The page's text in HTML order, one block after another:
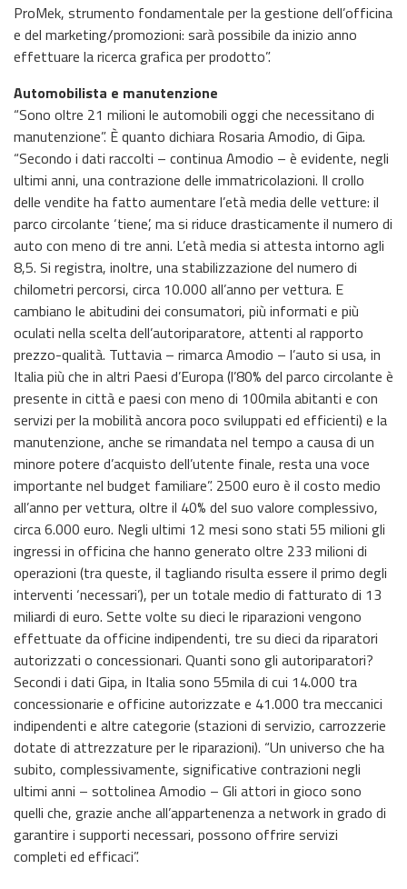
ProMek, strumento fondamentale per la gestione dell’officina
e del marketing/promozioni: sarà possibile da inizio anno
effettuare la ricerca grafica per prodotto”.
Automobilista e manutenzione
“Sono oltre 21 milioni le automobili oggi che necessitano di
manutenzione”. È quanto dichiara Rosaria Amodio, di Gipa.
“Secondo i dati raccolti – continua Amodio – è evidente, negli
ultimi anni, una contrazione delle immatricolazioni. Il crollo
delle vendite ha fatto aumentare l’età media delle vetture: il
parco circolante ‘tiene’, ma si riduce drasticamente il numero di
auto con meno di tre anni. L’età media si attesta intorno agli
8,5. Si registra, inoltre, una stabilizzazione del numero di
chilometri percorsi, circa 10.000 all’anno per vettura. E
cambiano le abitudini dei consumatori, più informati e più
oculati nella scelta dell’autoriparatore, attenti al rapporto
prezzo-qualità. Tuttavia – rimarca Amodio – l’auto si usa, in
Italia più che in altri Paesi d’Europa (l’80% del parco circolante è
presente in città e paesi con meno di 100mila abitanti e con
servizi per la mobilità ancora poco sviluppati ed efficienti) e la
manutenzione, anche se rimandata nel tempo a causa di un
minore potere d’acquisto dell’utente finale, resta una voce
importante nel budget familiare”. 2500 euro è il costo medio
all’anno per vettura, oltre il 40% del suo valore complessivo,
circa 6.000 euro. Negli ultimi 12 mesi sono stati 55 milioni gli
ingressi in officina che hanno generato oltre 233 milioni di
operazioni (tra queste, il tagliando risulta essere il primo degli
interventi ‘necessari’), per un totale medio di fatturato di 13
miliardi di euro. Sette volte su dieci le riparazioni vengono
effettuate da officine indipendenti, tre su dieci da riparatori
autorizzati o concessionari. Quanti sono gli autoriparatori?
Secondi i dati Gipa, in Italia sono 55mila di cui 14.000 tra
concessionarie e officine autorizzate e 41.000 tra meccanici
indipendenti e altre categorie (stazioni di servizio, carrozzerie
dotate di attrezzature per le riparazioni). “Un universo che ha
subito, complessivamente, significative contrazioni negli
ultimi anni – sottolinea Amodio – Gli attori in gioco sono
quelli che, grazie anche all’appartenenza a network in grado di
garantire i supporti necessari, possono offrire servizi
completi ed efficaci”.